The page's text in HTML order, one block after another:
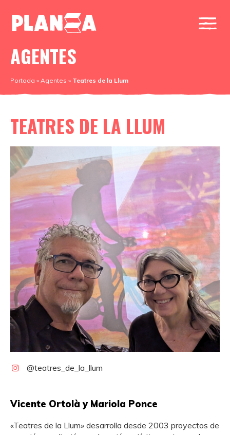
AGENTES
Portada » Agentes » Teatres de la Llum
TEATRES DE LA LLUM
@teatres_de_la_llum
Vicente Ortolà y Mariola Ponce
«Teatres de la Llum» desarrolla desde 2003 proyectos de